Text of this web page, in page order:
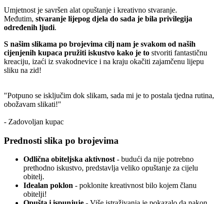
Umjetnost je savršen alat opuštanje i kreativno stvaranje.
Međutim, stvaranje lijepog djela do sada je bila privilegija
određenih ljudi.
S našim slikama po brojevima cilj nam je svakom od naših
cijenjenih kupaca pružiti iskustvo kako je to stvoriti fantastičnu
kreaciju, izaći iz svakodnevice i na kraju okačiti zajamčenu lijepu
sliku na zid!
"Potpuno se isključim dok slikam, sada mi je to postala tjedna rutina,
obožavam slikati!"
- Zadovoljan kupac
Prednosti slika po brojevima
Odlična obiteljska aktivnost- budući da nije potrebno
prethodno iskustvo, predstavlja veliko opuštanje za cijelu
obitelj.
Idealan poklon - poklonite kreativnost bilo kojem članu
obitelji!